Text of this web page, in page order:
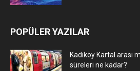
POPÜLER YAZILAR
Kadıköy Kartal arası
süreleri ne kadar?